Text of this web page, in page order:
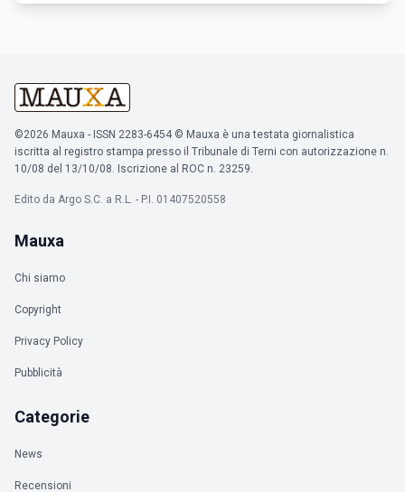
©2026 Mauxa - ISSN 2283-6454 © Mauxa è una testata giornalistica
iscritta al registro stampa presso il Tribunale di Terni con autorizzazione n.
10/08 del 13/10/08. Iscrizione al ROC n. 23259.
Edito da Argo S.C. a R.L. - P.I. 01407520558
Mauxa
Chi siamo
Copyright
Privacy Policy
Pubblicità
Categorie
News
Recensioni